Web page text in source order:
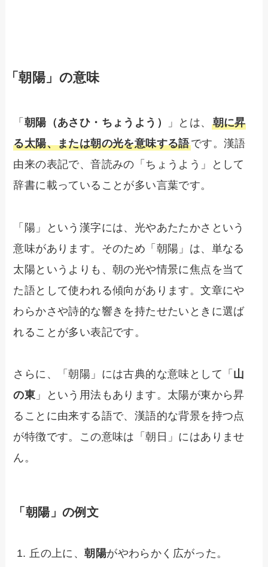
「朝陽」の意味
「 朝陽（あさひ・ちょうよう） 」とは、 朝に昇
る太陽、または朝の光を意味する語です。漢語
由来の表記で、音読みの「ちょうよう」として
辞書に載っていることが多い言葉です。
「陽」という漢字には、光やあたたかさという
意味があります。そのため「朝陽」は、単なる
太陽というよりも、朝の光や情景に焦点を当て
た語として使われる傾向があります。文章にや
わらかさや詩的な響きを持たせたいときに選ば
れることが多い表記です。
さらに、「朝陽」には古典的な意味として「 山
の東 」という用法もあります。太陽が東から昇
ることに由来する語で、漢語的な背景を持つ点
が特徴です。この意味は「朝日」にはありませ
ん。
「朝陽」の例文
丘の上に、朝陽がやわらかく広がった。